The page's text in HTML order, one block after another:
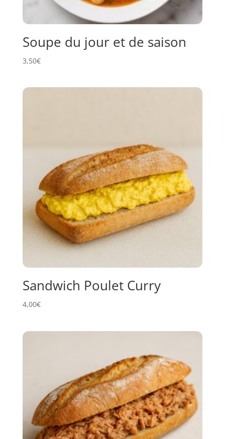
Soupe du jour et de saison
3,50€
Sandwich Poulet Curry
4,00€